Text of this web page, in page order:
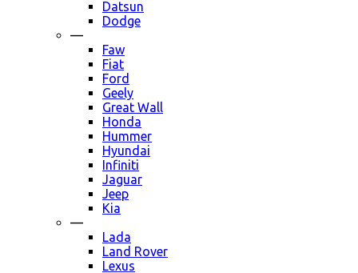
Datsun
Dodge
—
Faw
Fiat
Ford
Geely
Great Wall
Honda
Hummer
Hyundai
Infiniti
Jaguar
Jeep
Kia
—
Lada
Land Rover
Lexus